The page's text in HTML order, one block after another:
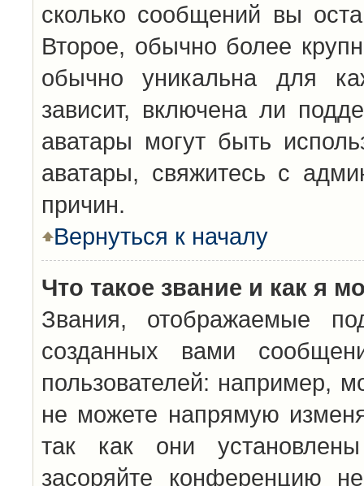
сколько сообщений вы
Второе, обычно более
обычно уникальна для
зависит, включена ли
аватары могут быть
аватары, свяжитесь с
причин.
Вернуться к началу
Что такое звание и как я
Звания, отображаемые
созданных вами
пользователей: например,
не можете напрямую
так как они
засоряйте конференцию